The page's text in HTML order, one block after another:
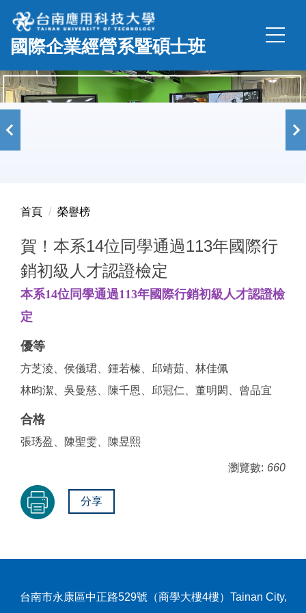
跳
到
主
內
容
區
國際企業經營系暨碩士班
首頁 榮譽榜
賀！本系14位同學通過113年國際行
銷初級人才認證檢定
本系14位同學通過113年國際行銷初級人才認證檢
定
優等
方芝淩、侯儀珺、鍾若榛、邱靖茹、林佳佩
林昀潔、吳曼慈、陳千恩、邱冠仁、董明閎、曾品宜
合格
張琇盈、陳聖雯、陳昱熙
瀏覽數: 660
分享
台南市永康區中正路529號（商學大樓4樓）Tainan City,